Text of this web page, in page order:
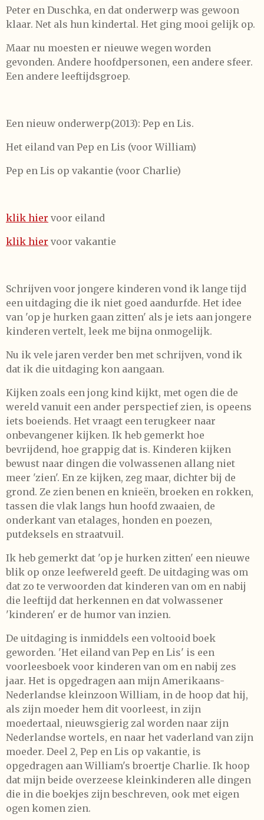
Peter en Duschka, en dat onderwerp was gewoon
klaar. Net als hun kindertal. Het ging mooi gelijk op.
Maar nu moesten er nieuwe wegen worden
gevonden. Andere hoofdpersonen, een andere sfeer.
Een andere leeftijdsgroep.
Een nieuw onderwerp(2013): Pep en Lis.
Het eiland van Pep en Lis (voor William)
Pep en Lis op vakantie (voor Charlie)
klik hier voor eiland
klik hier voor vakantie
Schrijven voor jongere kinderen vond ik lange tijd
een uitdaging die ik niet goed aandurfde. Het idee
van 'op je hurken gaan zitten' als je iets aan jongere
kinderen vertelt, leek me bijna onmogelijk.
Nu ik vele jaren verder ben met schrijven, vond ik
dat ik die uitdaging kon aangaan.
Kijken zoals een jong kind kijkt, met ogen die de
wereld vanuit een ander perspectief zien, is opeens
iets boeiends. Het vraagt een terugkeer naar
onbevangener kijken. Ik heb gemerkt hoe
bevrijdend, hoe grappig dat is. Kinderen kijken
bewust naar dingen die volwassenen allang niet
meer 'zien'. En ze kijken, zeg maar, dichter bij de
grond. Ze zien benen en knieën, broeken en rokken,
tassen die vlak langs hun hoofd zwaaien, de
onderkant van etalages, honden en poezen,
putdeksels en straatvuil.
Ik heb gemerkt dat 'op je hurken zitten' een nieuwe
blik op onze leefwereld geeft. De uitdaging was om
dat zo te verwoorden dat kinderen van om en nabij
die leeftijd dat herkennen en dat volwassener
'kinderen' er de humor van inzien.
De uitdaging is inmiddels een voltooid boek
geworden. 'Het eiland van Pep en Lis' is een
voorleesboek voor kinderen van om en nabij zes
jaar. Het is opgedragen aan mijn Amerikaans-
Nederlandse kleinzoon William, in de hoop dat hij,
als zijn moeder hem dit voorleest, in zijn
moedertaal, nieuwsgierig zal worden naar zijn
Nederlandse wortels, en naar het vaderland van zijn
moeder. Deel 2, Pep en Lis op vakantie, is
opgedragen aan William's broertje Charlie. Ik hoop
dat mijn beide overzeese kleinkinderen alle dingen
die in die boekjes zijn beschreven, ook met eigen
ogen komen zien.